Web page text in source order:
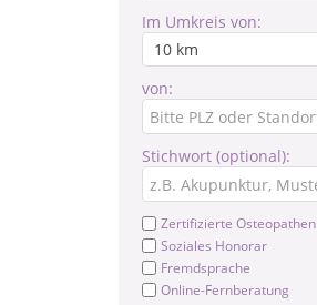
Im Umkreis von:
von:
Stichwort (optional):
Zertifizierte Osteopathen
Soziales Honorar
Fremdsprache
Online-Fernberatung